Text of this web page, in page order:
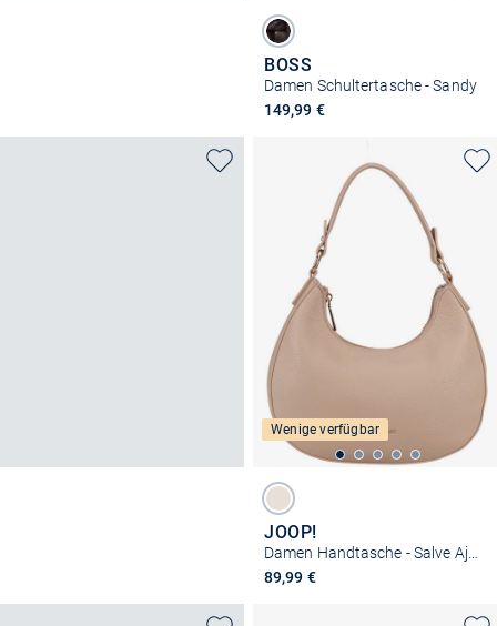
BOSS
Damen Schultertasche - Sandy
149,99 €
Wenige verfügbar
JOOP!
89,99 €